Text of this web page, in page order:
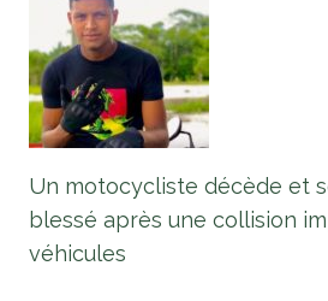
Un motocycliste décède et
blessé après une collision
véhicules